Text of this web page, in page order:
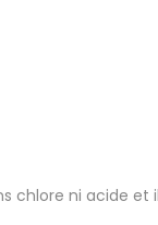
chlore ni acide